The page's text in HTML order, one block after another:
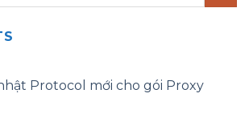
Protocol mới cho gói Proxy